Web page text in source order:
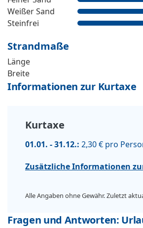
Weißer Sand
Steinfrei
Strandmaße
Länge
Breite
Informationen zur Kurtaxe
Kurtaxe
01.01. - 31.12.: 2,30 € pro
Zusätzliche Informationen
Alle Angaben ohne Gewähr. Zuletzt
Fragen und Antworten: